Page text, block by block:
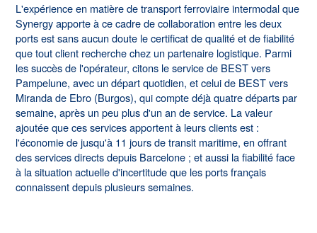
L'expérience en matière de transport ferroviaire intermodal que
Synergy apporte à ce cadre de collaboration entre les deux
ports est sans aucun doute le certificat de qualité et de fiabilité
que tout client recherche chez un partenaire logistique. Parmi
les succès de l'opérateur, citons le service de BEST vers
Pampelune, avec un départ quotidien, et celui de BEST vers
Miranda de Ebro (Burgos), qui compte déjà quatre départs par
semaine, après un peu plus d'un an de service. La valeur
ajoutée que ces services apportent à leurs clients est :
l'économie de jusqu'à 11 jours de transit maritime, en offrant
des services directs depuis Barcelone ; et aussi la fiabilité face
à la situation actuelle d'incertitude que les ports français
connaissent depuis plusieurs semaines.